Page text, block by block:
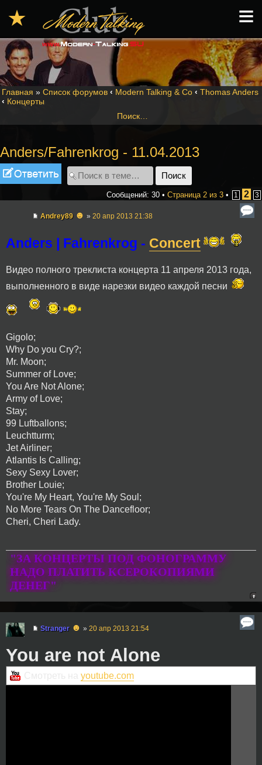
Главная » Список форумов ‹ Modern Talking & Co ‹ Thomas Anders
‹ Концерты
Поиск…
Anders/Fahrenkrog - 11.04.2013
Ответить
Сообщений: 30 • Страница 2 из 3 • 1 2 3
Andrey89 ☻ » 20 апр 2013 21:38
Anders | Fahrenkrog - Concert
Видео полного треклиста концерта 11 апреля 2013 года,
выполненного в виде нарезки видео каждой песни
Gigolo;
Why Do you Cry?;
Mr. Moon;
Summer of Love;
You Are Not Alone;
Army of Love;
Stay;
99 Luftballons;
Leuchtturm;
Jet Airliner;
Atlantis Is Calling;
Sexy Sexy Lover;
Brother Louie;
You're My Heart, You're My Soul;
No More Tears On The Dancefloor;
Cheri, Cheri Lady.
"ЗА КОНЦЕРТЫ ПОД ФОНОГРАММУ
НАДО ПЛАТИТЬ КСЕРОКОПИЯМИ
ДЕНЕГ"
Stranger ☻ » 20 апр 2013 21:54
You are not Аlone
youtube.com
★ ≡